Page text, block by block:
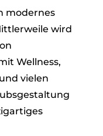
modernes
wird
Wellness,
vielen